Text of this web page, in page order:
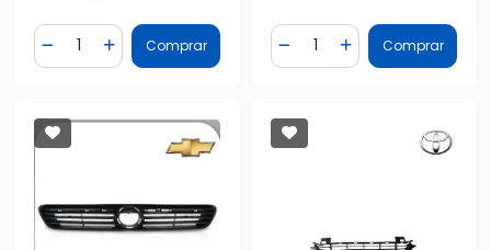
Diminuir Quantidade
Quantidade
Adicionar Quantidade
Comprar Diminuir Quantidade
Quantidade
AdicionarComprar